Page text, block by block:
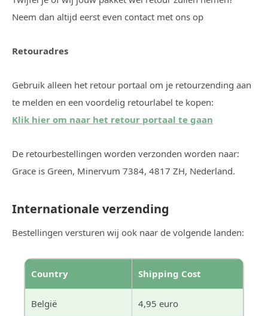
Neem dan altijd eerst even contact met ons op
Retouradres
Gebruik alleen het retour portaal om je retourzending aan
te melden en een voordelig retourlabel te kopen:
Klik hier om naar het retour portaal te gaan
De retourbestellingen worden verzonden worden naar:
Grace is Green, Minervum 7384, 4817 ZH, Nederland.
Internationale verzending
Bestellingen versturen wij ook naar de volgende landen:
Country Shipping Cost
België 4,95 euro